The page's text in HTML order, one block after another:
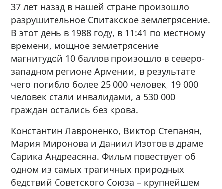
37 лет назад в нашей стране произошло
разрушительное Спитакское землетрясение.
В этот день в 1988 году, в 11:41 по местному
времени, мощное землетрясение
магнитудой 10 баллов произошло в северо-
западном регионе Армении, в результате
чего погибло более 25 000 человек, 19 000
человек стали инвалидами, а 530 000
граждан остались без крова.
Константин Лавроненко, Виктор Степанян,
Мария Миронова и Даниил Изотов в драме
Сарика Андреасяна. Фильм повествует об
одном из самых трагичных природных
бедствий Советского Союза – крупнейшем